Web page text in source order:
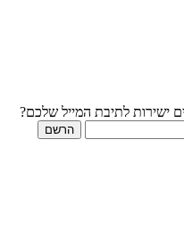
ישירות לתיבת המייל שלכם?